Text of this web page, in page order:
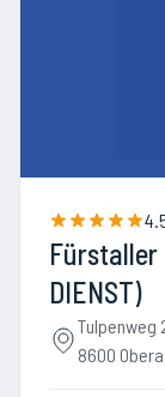
Fürstaller
DIENST)
Tulpenweg
8600